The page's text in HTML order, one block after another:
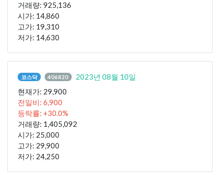
거래량: 925,136
시가: 14,860
고가: 19,310
저가: 14,630
코스닥 406820
2023년 08월 10일
현재가: 29,900
전일비: 6,900
등락률: +30.0%
거래량: 1,405,092
시가: 25,000
고가: 29,900
저가: 24,250